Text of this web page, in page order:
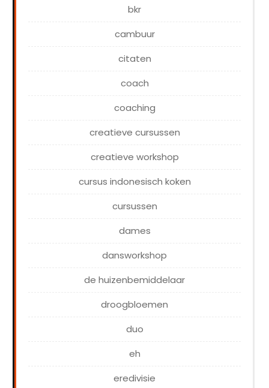
bkr
cambuur
citaten
coach
coaching
creatieve cursussen
creatieve workshop
cursus indonesisch koken
cursussen
dames
dansworkshop
de huizenbemiddelaar
droogbloemen
duo
eh
eredivisie